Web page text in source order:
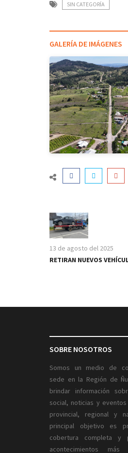
SIN CATEGORÍA
GALERÍA DE IMÁGENES
13 de agosto del 2025
RETIRAN NUEVOS
SOBRE NOSOTROS
Somos un medio de
sede en la Región de
brindar información
social, noticias y
provincial, regional y
principal objetivo es
cobertura completa y
acontecimientos